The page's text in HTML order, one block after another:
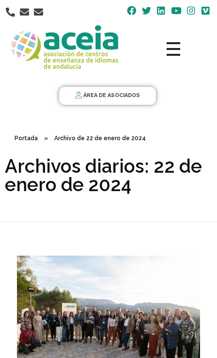
Nota:
este
web
incluye
ÁREA DE ASOCIADOS
Portada » Archivo de 22 de enero de 2024
Archivos diarios: 22 de
enero de 2024